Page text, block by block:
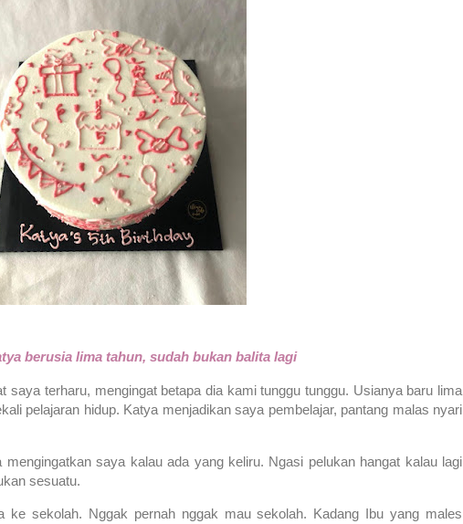
berusia lima tahun, sudah bukan balita lagi
saya terharu, mengingat betapa dia kami tunggu tunggu. Usianya baru lima
pelajaran hidup. Katya menjadikan saya pembelajar, pantang malas nyari
saya kalau ada yang keliru. Ngasi pelukan hangat kalau lagi
sesuatu.
ke sekolah. Nggak pernah nggak mau sekolah. Kadang Ibu yang males